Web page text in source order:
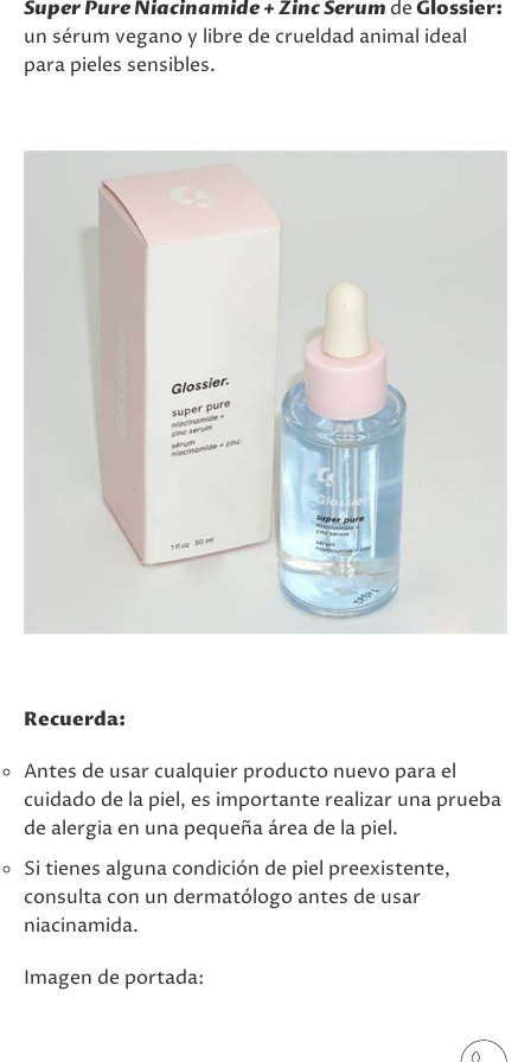
Super Pure Niacinamide + Zinc Serum deGlossier:
un sérum vegano y libre de crueldad animal ideal
para pieles sensibles.
Recuerda:
Antes de usar cualquier producto nuevo para el
cuidado de la piel, es importante realizar una prueba
de alergia en una pequeña área de la piel.
Si tienes alguna condición de piel preexistente,
consulta con un dermatólogo antes de usar
niacinamida.
Imagen de portada: